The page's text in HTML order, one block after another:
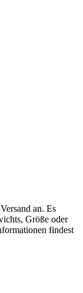
an. Es
Größe oder
findest